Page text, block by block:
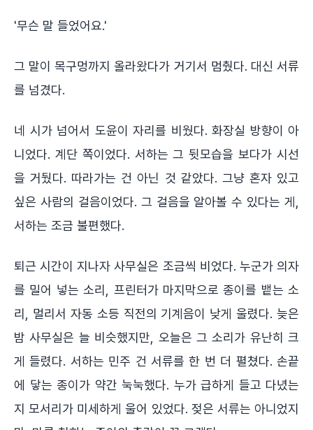
'무슨 말 들었어요.'
그 말이 목구멍까지 올라왔다가 거기서 멈췄다. 대신 서류
를 넘겼다.
네 시가 넘어서 도윤이 자리를 비웠다. 화장실 방향이 아
니었다. 계단 쪽이었다. 서하는 그 뒷모습을 보다가 시선
을 거뒀다. 따라가는 건 아닌 것 같았다. 그냥 혼자 있고
싶은 사람의 걸음이었다. 그 걸음을 알아볼 수 있다는 게,
서하는 조금 불편했다.
퇴근 시간이 지나자 사무실은 조금씩 비었다. 누군가 의자
를 밀어 넣는 소리, 프린터가 마지막으로 종이를 뱉는 소
리, 멀리서 자동 소등 직전의 기계음이 낮게 울렸다. 늦은
밤 사무실은 늘 비슷했지만, 오늘은 그 소리가 유난히 크
게 들렸다. 서하는 민주 건 서류를 한 번 더 펼쳤다. 손끝
에 닿는 종이가 약간 눅눅했다. 누가 급하게 들고 다녔는
지 모서리가 미세하게 울어 있었다. 젖은 서류는 아니었지